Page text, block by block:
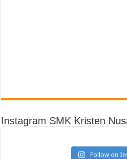
Instagram SMK Kristen
Follow on